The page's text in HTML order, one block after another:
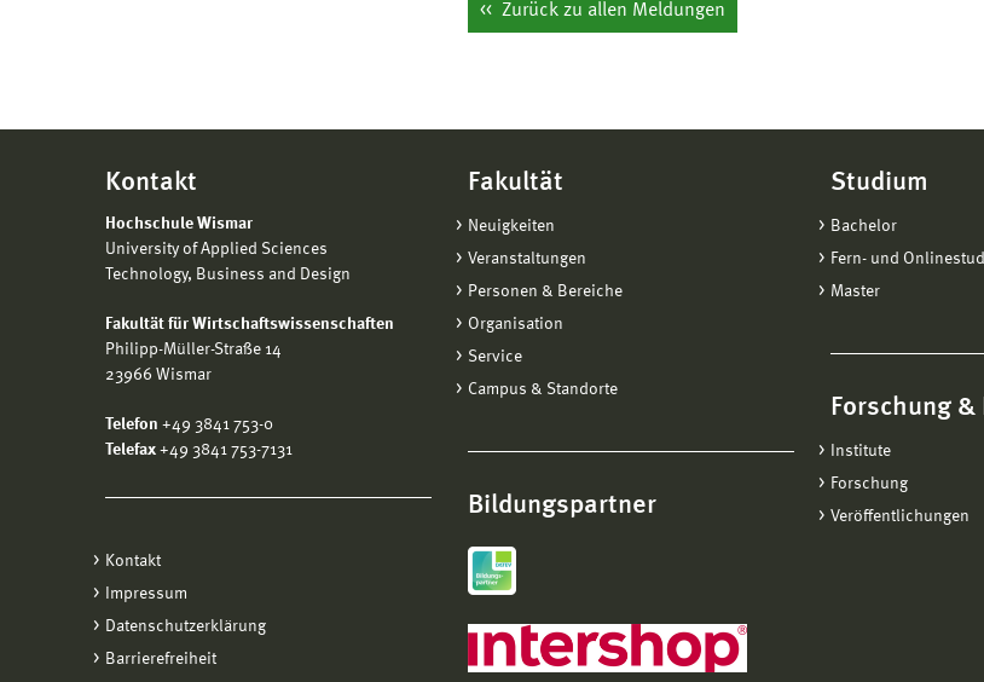
Zurück zu allen Meldungen
Kontakt
Hochschule Wismar
University of Applied Sciences
Technology, Business and Design
Fakultät für Wirtschaftswissenschaften
Philipp-Müller-Straße 14
23966 Wismar
Telefon +49 3841 753-0
Telefax +49 3841 753-7131
Kontakt
Impressum
Datenschutzerklärung
Barrierefreiheit
Fakultät
Neuigkeiten
Veranstaltungen
Personen & Bereiche
Organisation
Service
Campus & Standorte
Bildungspartner
Studium
Bachelor
Fern- und
Master
Forschung
Institute
Forschung
Veröffentlichungen